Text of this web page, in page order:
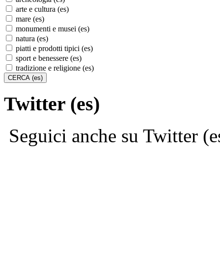
arte e cultura (es)
mare (es)
monumenti e musei (es)
natura (es)
piatti e prodotti tipici (es)
sport e benessere (es)
tradizione e religione (es)
Twitter (es)
Seguici anche su Twitter